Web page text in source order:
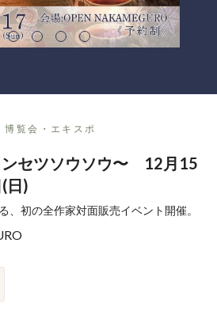
博覧会・エキスポ
ンセツソウソウ〜 12月15
日)
、初の全作家対面販売イベント開催。